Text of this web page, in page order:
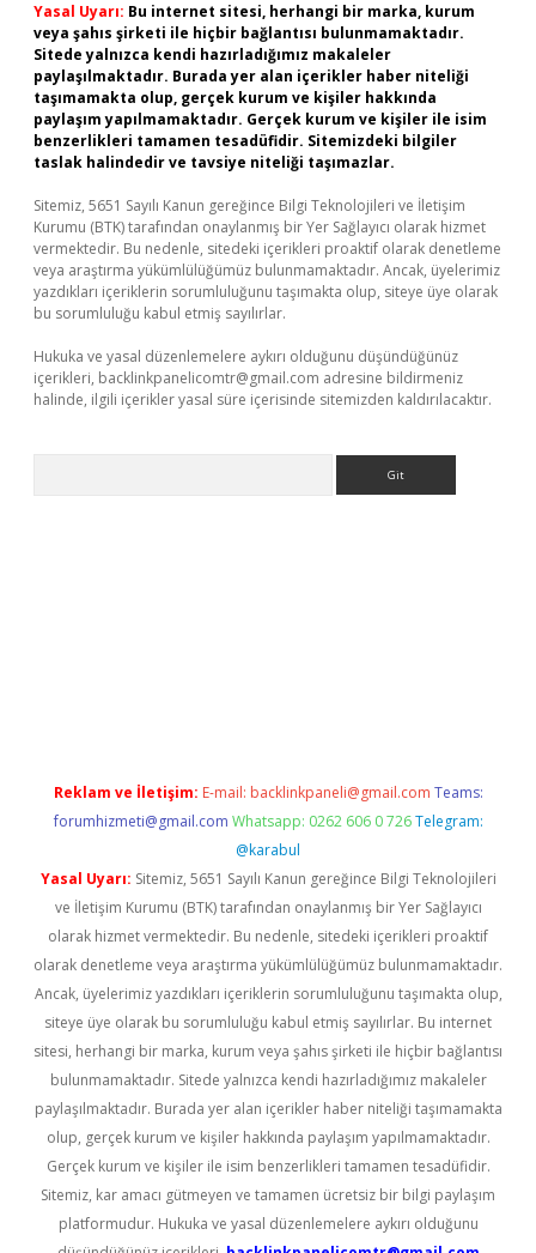
Yasal Uyarı: Bu internet sitesi, herhangi bir marka, kurum
veya şahıs şirketi ile hiçbir bağlantısı bulunmamaktadır.
Sitede yalnızca kendi hazırladığımız makaleler
paylaşılmaktadır. Burada yer alan içerikler haber niteliği
taşımamakta olup, gerçek kurum ve kişiler hakkında
paylaşım yapılmamaktadır. Gerçek kurum ve kişiler ile isim
benzerlikleri tamamen tesadüfidir. Sitemizdeki bilgiler
taslak halindedir ve tavsiye niteliği taşımazlar.
Sitemiz, 5651 Sayılı Kanun gereğince Bilgi Teknolojileri ve İletişim
Kurumu (BTK) tarafından onaylanmış bir Yer Sağlayıcı olarak hizmet
vermektedir. Bu nedenle, sitedeki içerikleri proaktif olarak denetleme
veya araştırma yükümlülüğümüz bulunmamaktadır. Ancak, üyelerimiz
yazdıkları içeriklerin sorumluluğunu taşımakta olup, siteye üye olarak
bu sorumluluğu kabul etmiş sayılırlar.
Hukuka ve yasal düzenlemelere aykırı olduğunu düşündüğünüz
içerikleri, backlinkpanelicomtr@gmail.com adresine bildirmeniz
halinde, ilgili içerikler yasal süre içerisinde sitemizden kaldırılacaktır.
Reklam ve İletişim: E-mail: backlinkpaneli@gmail.com Teams:
forumhizmeti@gmail.com Whatsapp: 0262 606 0 726 Telegram:
@karabul
Yasal Uyarı: Sitemiz, 5651 Sayılı Kanun gereğince Bilgi Teknolojileri
ve İletişim Kurumu (BTK) tarafından onaylanmış bir Yer Sağlayıcı
olarak hizmet vermektedir. Bu nedenle, sitedeki içerikleri proaktif
olarak denetleme veya araştırma yükümlülüğümüz bulunmamaktadır.
Ancak, üyelerimiz yazdıkları içeriklerin sorumluluğunu taşımakta olup,
siteye üye olarak bu sorumluluğu kabul etmiş sayılırlar. Bu internet
sitesi, herhangi bir marka, kurum veya şahıs şirketi ile hiçbir bağlantısı
bulunmamaktadır. Sitede yalnızca kendi hazırladığımız makaleler
paylaşılmaktadır. Burada yer alan içerikler haber niteliği taşımamakta
olup, gerçek kurum ve kişiler hakkında paylaşım yapılmamaktadır.
Gerçek kurum ve kişiler ile isim benzerlikleri tamamen tesadüfidir.
Sitemiz, kar amacı gütmeyen ve tamamen ücretsiz bir bilgi paylaşım
platformudur. Hukuka ve yasal düzenlemelere aykırı olduğunu